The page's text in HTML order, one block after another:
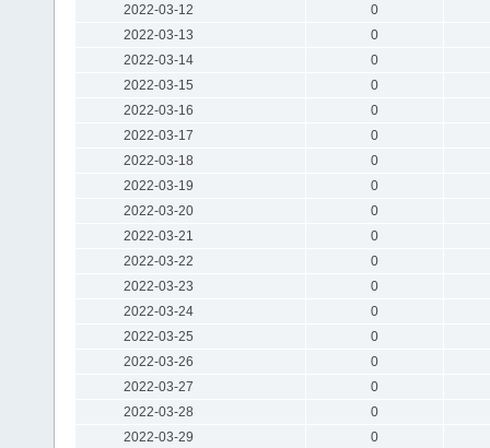
2022-03-12
0
2022-03-13
0
2022-03-14
0
2022-03-15
0
2022-03-16
0
2022-03-17
0
2022-03-18
0
2022-03-19
0
2022-03-20
0
2022-03-21
0
2022-03-22
0
2022-03-23
0
2022-03-24
0
2022-03-25
0
2022-03-26
0
2022-03-27
0
2022-03-28
0
2022-03-29
0